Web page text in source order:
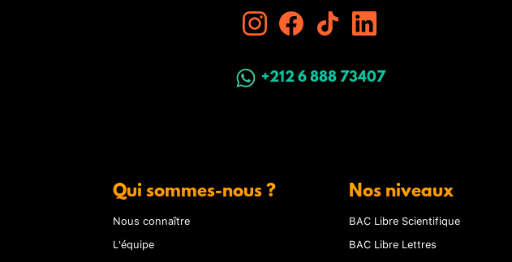
+212 6 888 73407
Qui sommes-nous ?
Nous connaître
L'équipe
Nos niveaux
BAC Libre Scientifique
BAC Libre Lettres